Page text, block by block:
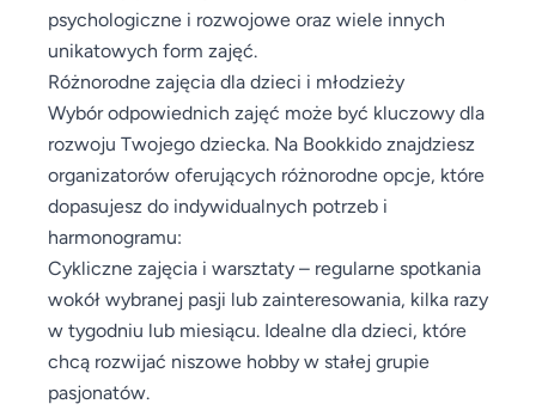
psychologiczne i rozwojowe oraz wiele innych
unikatowych form zajęć.
Różnorodne zajęcia dla dzieci i młodzieży
Wybór odpowiednich zajęć może być kluczowy dla
rozwoju Twojego dziecka. Na Bookkido znajdziesz
organizatorów oferujących różnorodne opcje, które
dopasujesz do indywidualnych potrzeb i
harmonogramu:
Cykliczne zajęcia i warsztaty – regularne spotkania
wokół wybranej pasji lub zainteresowania, kilka razy
w tygodniu lub miesiącu. Idealne dla dzieci, które
chcą rozwijać niszowe hobby w stałej grupie
pasjonatów.